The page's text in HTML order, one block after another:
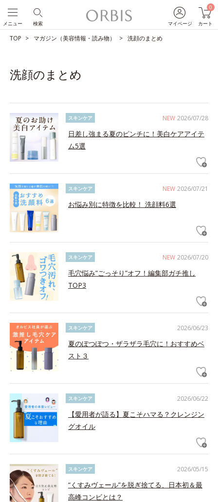
マイページ
0
カート
検索
メニュー
TOP マガジン（美容情報・読み物） 洗顔のまとめ
洗顔のまとめ
NEW 2026/07/28
スキンケア
日差し強まる夏のピンチに！美白ケアアイテ
ム5選
NEW 2026/07/21
スキンケア
お悩み別に特徴を比較！ 洗顔料6選
NEW 2026/07/20
スキンケア
毛穴悩み”ごっそり”オフ！編集部ガチ推し
TOP3
2026/06/23
スキンケア
夏のぽつぽつ・ザラザラ毛穴に！おすすめベ
スト３
2026/06/22
スキンケア
【愛用者が語る】夏こそハマる？クレンジン
グオイル
2026/05/15
スキンケア
“くすみヴェール”を脱ぎ捨てる、日本初＆最
高峰コンビとは？